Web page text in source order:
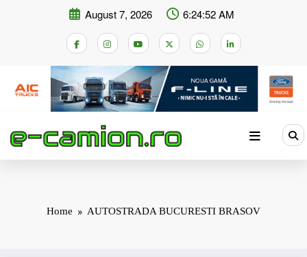
August 7, 2026 6:24:52 AM
Home AUTOSTRADA BUCURESTI BRASOV